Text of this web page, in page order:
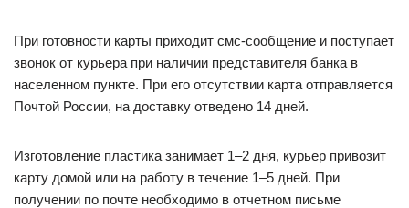
При готовности карты приходит смс-сообщение и поступает
звонок от курьера при наличии представителя банка в
населенном пункте. При его отсутствии карта отправляется
Почтой России, на доставку отведено 14 дней.
Изготовление пластика занимает 1–2 дня, курьер привозит
карту домой или на работу в течение 1–5 дней. При
получении по почте необходимо в отчетном письме